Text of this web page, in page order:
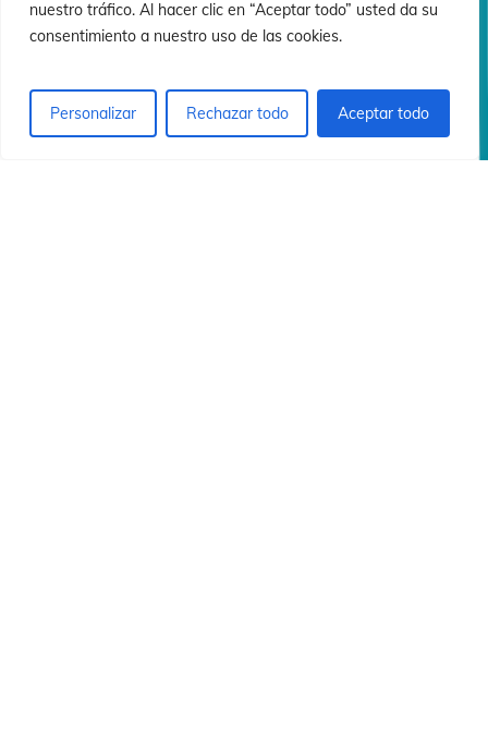
nuestro tráfico. Al hacer clic en “Aceptar todo” usted da su
consentimiento a nuestro uso de las cookies.
Personalizar Rechazar todo Aceptar todo